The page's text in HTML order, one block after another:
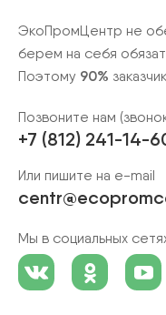
ЭкоПромЦентр не
берем на себя
Поэтому 90%
Позвоните нам
+7 (812) 241-14-
Или пишите на e-mail
Мы в социальных